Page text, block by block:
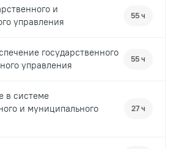
и
управления
55 ч
государственного
управления
55 ч
в системе
и муниципального
27 ч